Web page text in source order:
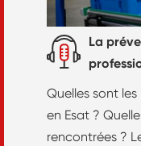
La
Quelles sont
en Esat ?
rencontrées ?